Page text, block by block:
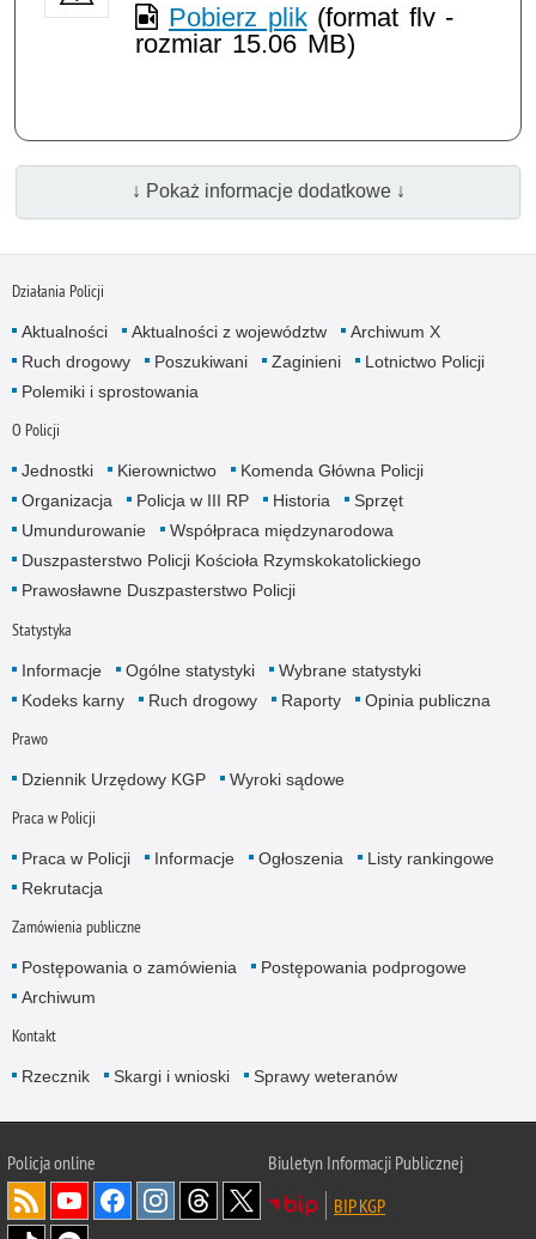
Pobierz plik(format flv -
rozmiar 15.06 MB)
↓ Pokaż informacje dodatkowe ↓
Działania Policji
Aktualności Aktualności z województw
Archiwum X
Ruch drogowy
Poszukiwani Zaginieni
Lotnictwo Policji
Polemiki i sprostowania
O Policji
Jednostki Kierownictwo
Komenda Główna Policji
Organizacja
Policja w III RP Historia
Sprzęt
Umundurowanie
Współpraca międzynarodowa
Duszpasterstwo Policji Kościoła Rzymskokatolickiego
Prawosławne Duszpasterstwo Policji
Statystyka
Informacje Ogólne statystyki
Wybrane statystyki
Kodeks karny
Ruch drogowy Raporty Opinia publiczna
Prawo
Dziennik Urzędowy KGP Wyroki sądowe
Praca w Policji
Praca w Policji Informacje Ogłoszenia
Listy rankingowe
Rekrutacja
Zamówienia publiczne
Postępowania o zamówienia
Postępowania podprogowe
Archiwum
Kontakt
Rzecznik Skargi i wnioski Sprawy weteranów
Policjaonline
Biuletyn Informacji Publicznej
BIP KGP